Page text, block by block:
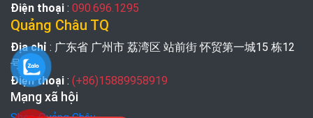
Điện thoại : 090.696.1295
Quảng Châu TQ
Địa chỉ : 广东省 广州市 荔湾区 站前街 怀贸第一城15 栋12
号
Điện thoại : (+86)15889958919
Mạng xã hội